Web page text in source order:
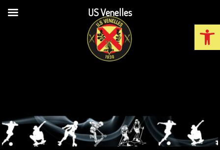
Ouvrir
US Venelles